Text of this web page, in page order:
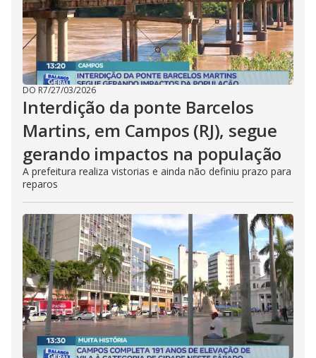
DO R7/27/03/2026
Interdição da ponte Barcelos
Martins, em Campos (RJ), segue
gerando impactos na população
A prefeitura realiza vistorias e ainda não definiu prazo para
reparos